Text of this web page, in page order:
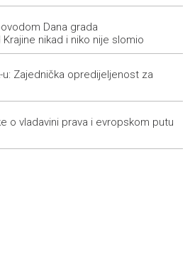
10 novih ISUZU autobusa
je da poštuje Hrvatsku
povodom Dana grada
nikad i niko nije slomio
okupit će domaće ugostitelje i
Dana grada
nikad i niko nije slomio
u: Zajednička opredijeljenost za
o vladavini prava i evropskom putu